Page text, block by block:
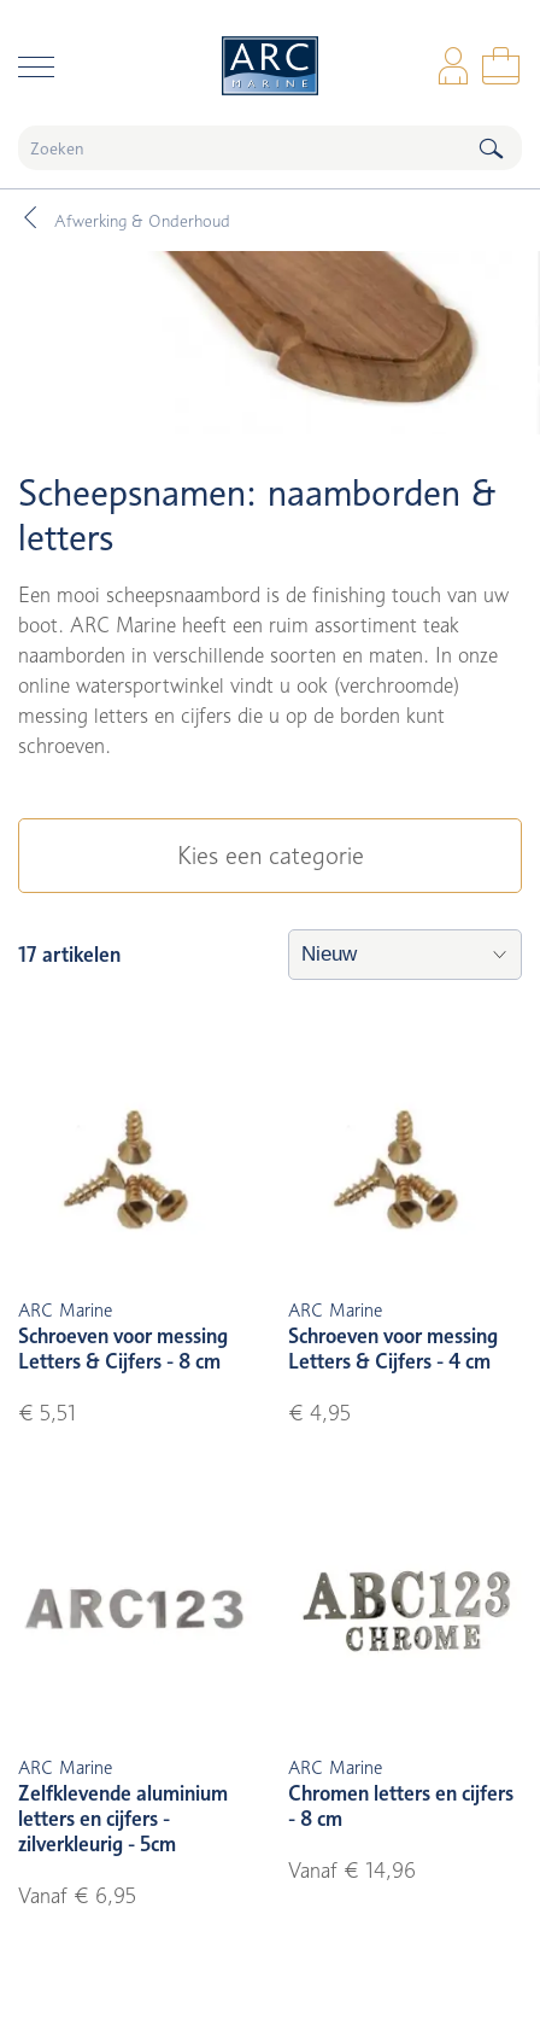
Afwerking & Onderhoud
Scheepsnamen: naamborden &
letters
Een mooi scheepsnaambord is de finishing touch van uw
boot. ARC Marine heeft een ruim assortiment teak
naamborden in verschillende soorten en maten. In onze
online watersportwinkel vindt u ook (verchroomde)
messing letters en cijfers die u op de borden kunt
schroeven.
Kies een categorie
17 artikelen
ARC Marine
Schroeven voor messing
Letters & Cijfers - 8 cm
€ 5,51
ARC Marine
Schroeven voor messing
Letters & Cijfers - 4 cm
€ 4,95
ARC Marine
Zelfklevende aluminium
letters en cijfers -
zilverkleurig - 5cm
Vanaf € 6,95
ARC Marine
Chromen letters en cijfers
- 8 cm
Vanaf € 14,96